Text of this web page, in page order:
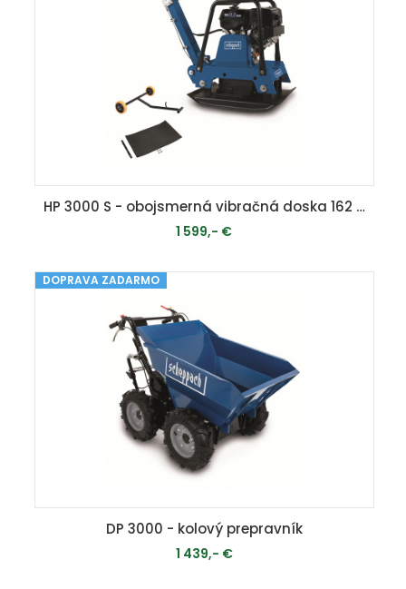
HP 3000 S - obojsmerná vibračná doska 162 kg
1 599,- €
MOMENTÁLNE VYPREDANÉ
DOPRAVA ZADARMO
DP 3000 - kolový prepravník
1 439,- €